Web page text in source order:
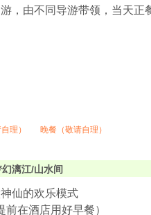
，由不同导游带领，当天正
理）
晚餐（敬请自理）
漓江/山水间
仙的欢乐模式
在酒店用好早餐）